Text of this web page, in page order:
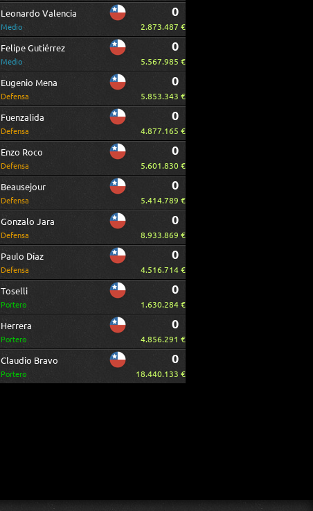
Leonardo Valencia
Medio
0
2.873.487 €
Felipe Gutiérrez
Medio
0
5.567.985 €
Eugenio Mena
Defensa
0
5.853.343 €
Fuenzalida
Defensa
0
4.877.165 €
Enzo Roco
Defensa
0
5.601.830 €
Beausejour
Defensa
0
5.414.789 €
Gonzalo Jara
Defensa
0
8.933.869 €
Paulo Díaz
Defensa
0
4.516.714 €
Toselli
Portero
0
1.630.284 €
Herrera
Portero
0
4.856.291 €
Claudio Bravo
Portero
0
18.440.133 €